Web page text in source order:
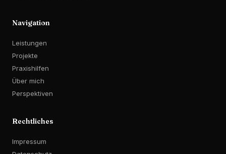
Navigation
Leistungen
Projekte
Praxishilfen
Über mich
Perspektiven
Rechtliches
Impressum